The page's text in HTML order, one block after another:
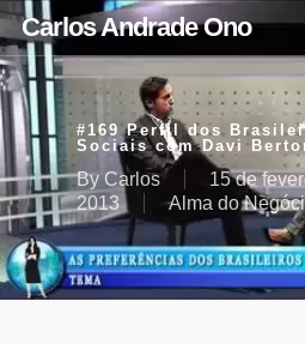
Carlos Andrade Ono
#169 Perfil dos
Sociais com Davi
ByCarlos
15 de
2013
Alma do